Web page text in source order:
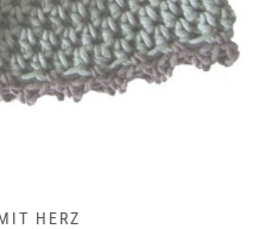
MIT HÄKELSPITZE – LACHS